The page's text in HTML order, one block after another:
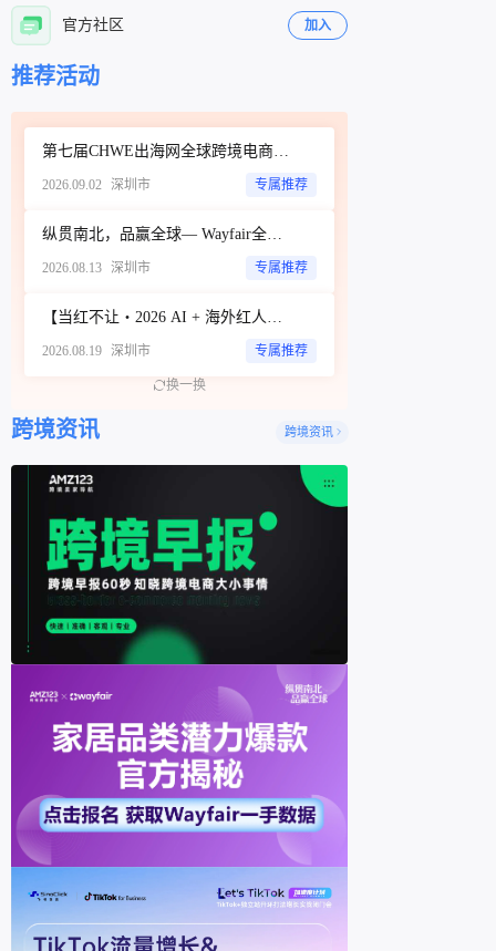
官方社区 加入
立即扫码咨询 立即扫码咨询
推荐活动
第七届CHWE出海网全球跨境电商展（深圳）秋季展
2026.09.02 深圳市 专属推荐
纵贯南北，品赢全球— Wayfair全品类招商城市巡回Workshop（深圳站）
2026.08.13 深圳市 专属推荐
【当红不让・2026 AI + 海外红人营销大会暨 WotoHub 卖家大会】
2026.08.19 深圳市 专属推荐
换一换
跨境资讯 跨境资讯